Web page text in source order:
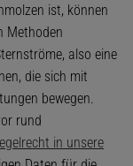
ist, können
Methoden
also eine
die sich mit
bewegen.
rund
in unsere